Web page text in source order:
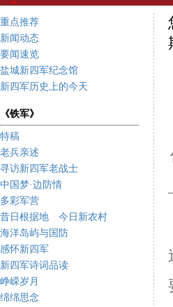
重点推荐
新闻动态
要闻速览
盐城新四军纪念馆
新四军历史上的今天
《铁军》
特稿
老兵亲述
寻访新四军老战士
中国梦·边防情
多彩军营
昔日根据地 今日新农村
海洋岛屿与国防
感怀新四军
新四军诗词品读
峥嵘岁月
绵绵思念